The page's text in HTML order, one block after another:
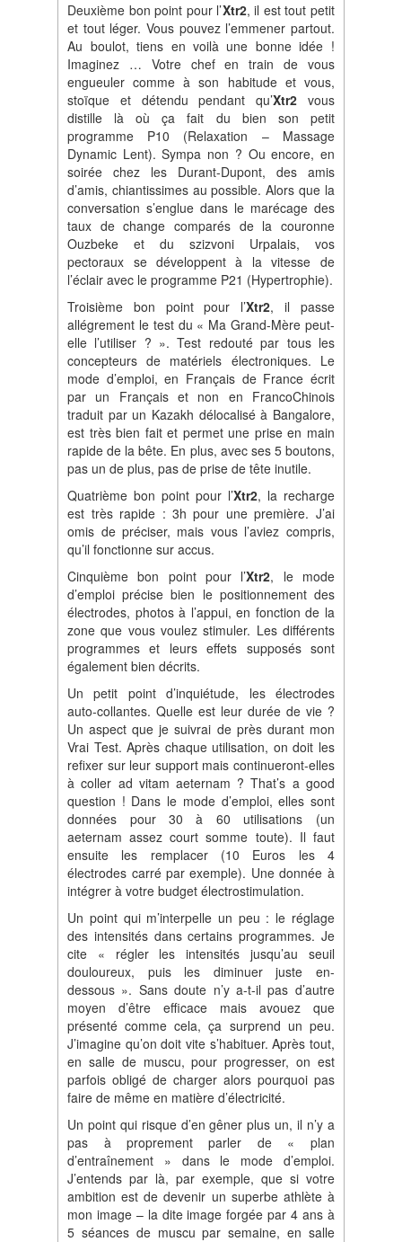
Deuxième bon point pour l’Xtr2, il est tout petit
et tout léger. Vous pouvez l’emmener partout.
Au boulot, tiens en voilà une bonne idée !
Imaginez … Votre chef en train de vous
engueuler comme à son habitude et vous,
stoïque et détendu pendant qu’Xtr2 vous
distille là où ça fait du bien son petit
programme P10 (Relaxation – Massage
Dynamic Lent). Sympa non ? Ou encore, en
soirée chez les Durant-Dupont, des amis
d’amis, chiantissimes au possible. Alors que la
conversation s’englue dans le marécage des
taux de change comparés de la couronne
Ouzbeke et du szizvoni Urpalais, vos
pectoraux se développent à la vitesse de
l’éclair avec le programme P21 (Hypertrophie).
Troisième bon point pour l’Xtr2, il passe
allégrement le test du « Ma Grand-Mère peut-
elle l’utiliser ? ». Test redouté par tous les
concepteurs de matériels électroniques. Le
mode d’emploi, en Français de France écrit
par un Français et non en FrancoChinois
traduit par un Kazakh délocalisé à Bangalore,
est très bien fait et permet une prise en main
rapide de la bête. En plus, avec ses 5 boutons,
pas un de plus, pas de prise de tête inutile.
Quatrième bon point pour l’Xtr2, la recharge
est très rapide : 3h pour une première. J’ai
omis de préciser, mais vous l’aviez compris,
qu’il fonctionne sur accus.
Cinquième bon point pour l’Xtr2, le mode
d’emploi précise bien le positionnement des
électrodes, photos à l’appui, en fonction de la
zone que vous voulez stimuler. Les différents
programmes et leurs effets supposés sont
également bien décrits.
Un petit point d’inquiétude, les électrodes
auto-collantes. Quelle est leur durée de vie ?
Un aspect que je suivrai de près durant mon
Vrai Test. Après chaque utilisation, on doit les
refixer sur leur support mais continueront-elles
à coller ad vitam aeternam ? That’s a good
question ! Dans le mode d’emploi, elles sont
données pour 30 à 60 utilisations (un
aeternam assez court somme toute). Il faut
ensuite les remplacer (10 Euros les 4
électrodes carré par exemple). Une donnée à
intégrer à votre budget électrostimulation.
Un point qui m’interpelle un peu : le réglage
des intensités dans certains programmes. Je
cite « régler les intensités jusqu’au seuil
douloureux, puis les diminuer juste en-
dessous ». Sans doute n’y a-t-il pas d’autre
moyen d’être efficace mais avouez que
présenté comme cela, ça surprend un peu.
J’imagine qu’on doit vite s’habituer. Après tout,
en salle de muscu, pour progresser, on est
parfois obligé de charger alors pourquoi pas
faire de même en matière d’électricité.
Un point qui risque d’en gêner plus un, il n’y a
pas à proprement parler de « plan
d’entraînement » dans le mode d’emploi.
J’entends par là, par exemple, que si votre
ambition est de devenir un superbe athlète à
mon image – la dite image forgée par 4 ans à
5 séances de muscu par semaine, en salle